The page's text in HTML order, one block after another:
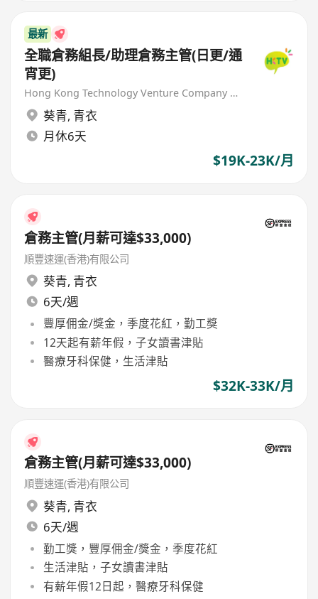
最新
全職倉務組長/助理倉務主管(日更/通
宵更)
Hong Kong Technology Venture Company Limited(HKTV)
葵青, 青衣
月休6天
$19K-23K/月
倉務主管(月薪可達$33,000)
順豐速運(香港)有限公司
葵青, 青衣
6天/週
豐厚佣金/獎金，季度花紅，勤工獎
12天起有薪年假，子女讀書津貼
醫療牙科保健，生活津貼
$32K-33K/月
倉務主管(月薪可達$33,000)
順豐速運(香港)有限公司
葵青, 青衣
6天/週
勤工獎，豐厚佣金/獎金，季度花紅
生活津貼，子女讀書津貼
有薪年假12日起，醫療牙科保健